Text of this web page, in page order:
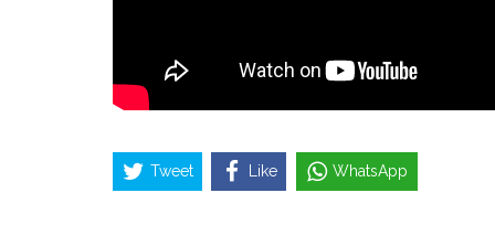
Tweet Like WhatsApp